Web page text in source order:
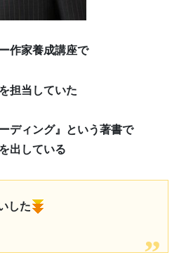
作家養成講座で
担当していた
ディング』という著書で
出している
した